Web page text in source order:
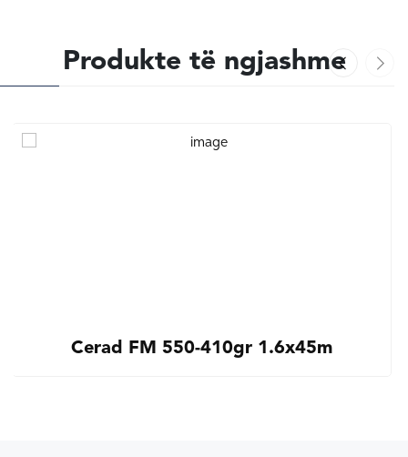
Produkte të ngjashme
Cerad FM 550-410gr 1.6x45m